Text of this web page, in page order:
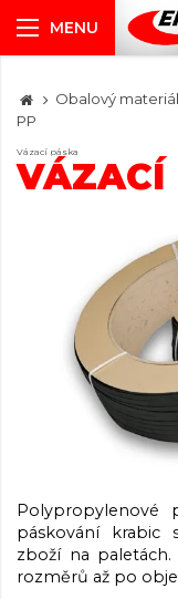
Obalový materiál
PP
Vázací páska
VÁZACÍ
Polypropylenové
páskování
zboží na
rozměrů až po